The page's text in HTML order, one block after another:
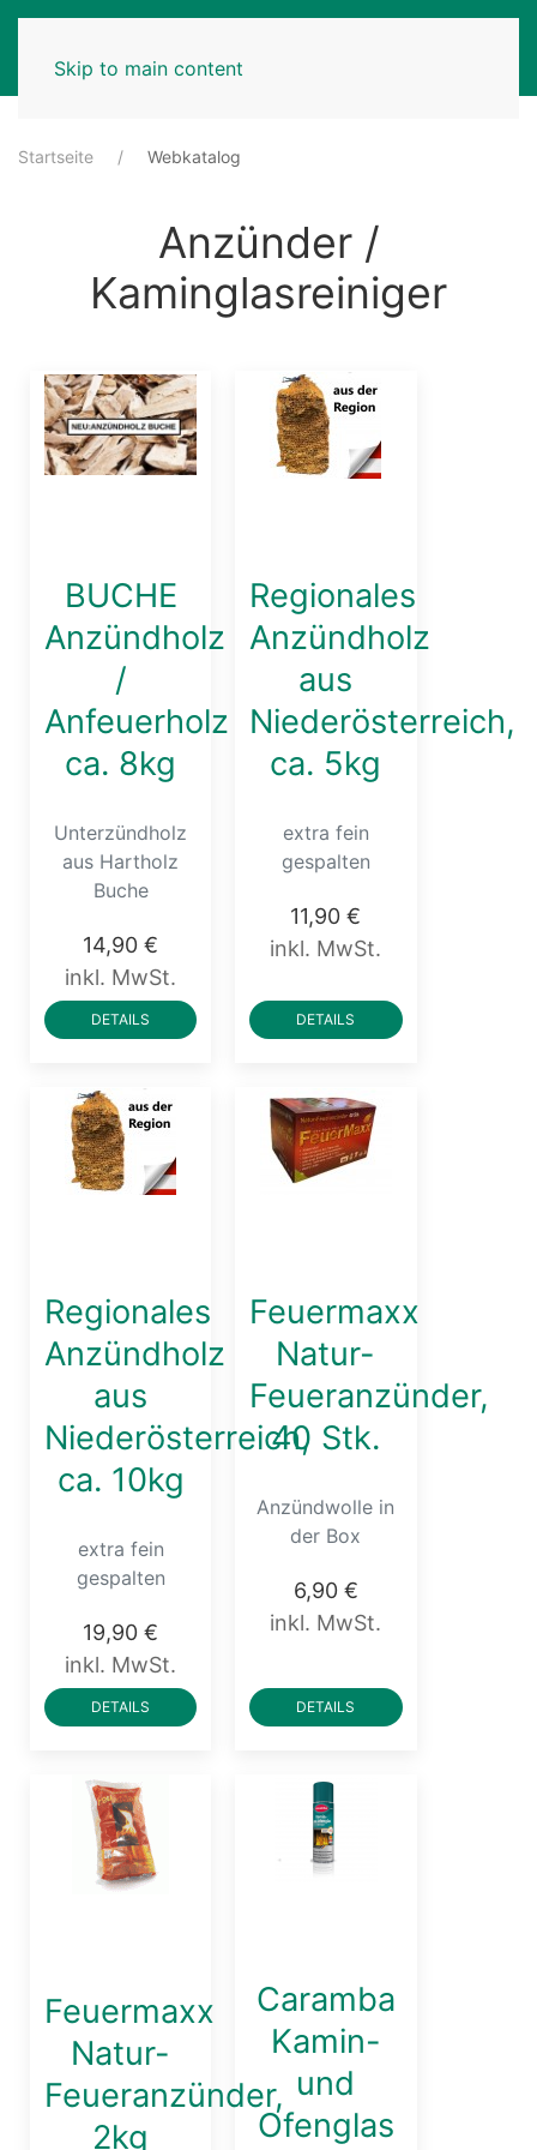
Skip to main content
Startseite Webkatalog
Anzünder /
Kaminglasreiniger
BUCHE
Anzündholz
/
Anfeuerholz
ca. 8kg
Unterzündholz
aus Hartholz
Buche
14,90 €
inkl. MwSt.
DETAILS
Regionales
Anzündholz
aus
Niederösterreich,
ca. 5kg
extra fein
gespalten
11,90 €
inkl. MwSt.
DETAILS
Regionales
Anzündholz
aus
Niederösterreich,
ca. 10kg
extra fein
gespalten
19,90 €
inkl. MwSt.
DETAILS
Feuermaxx
Natur-
Feueranzünder,
40 Stk.
Anzündwolle in
der Box
6,90 €
inkl. MwSt.
DETAILS
Feuermaxx
Natur-
Feueranzünder,
2kg
Caramba
Kamin-
und
Ofenglas